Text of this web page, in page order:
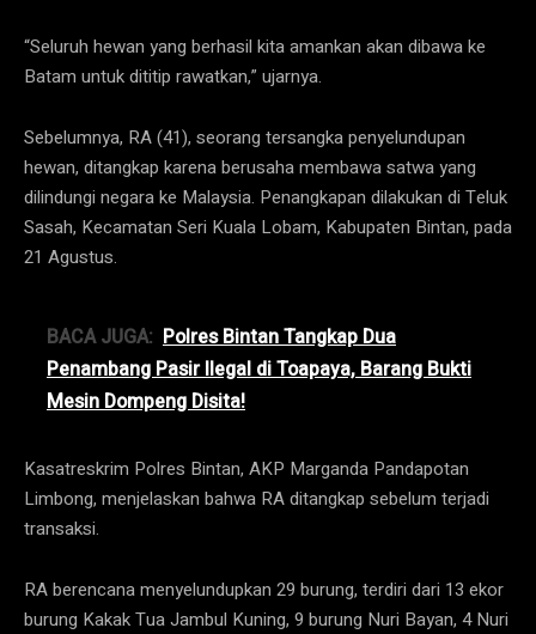
“Seluruh hewan yang berhasil kita amankan akan dibawa ke
Batam untuk dititip rawatkan,” ujarnya.
Sebelumnya, RA (41), seorang tersangka penyelundupan
hewan, ditangkap karena berusaha membawa satwa yang
dilindungi negara ke Malaysia. Penangkapan dilakukan di Teluk
Sasah, Kecamatan Seri Kuala Lobam, Kabupaten Bintan, pada
21 Agustus.
BACA JUGA: Polres Bintan Tangkap Dua
Penambang Pasir Ilegal di Toapaya, Barang Bukti
Mesin Dompeng Disita!
Kasatreskrim Polres Bintan, AKP Marganda Pandapotan
Limbong, menjelaskan bahwa RA ditangkap sebelum terjadi
transaksi.
RA berencana menyelundupkan 29 burung, terdiri dari 13 ekor
burung Kakak Tua Jambul Kuning, 9 burung Nuri Bayan, 4 Nuri